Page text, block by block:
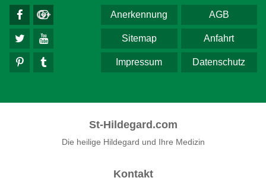
AGB
Anerkennung
Anfahrt
Sitemap
Datenschutz
Impressum
St-Hildegard.com
Die heilige Hildegard und Ihre Medizin
Kontakt